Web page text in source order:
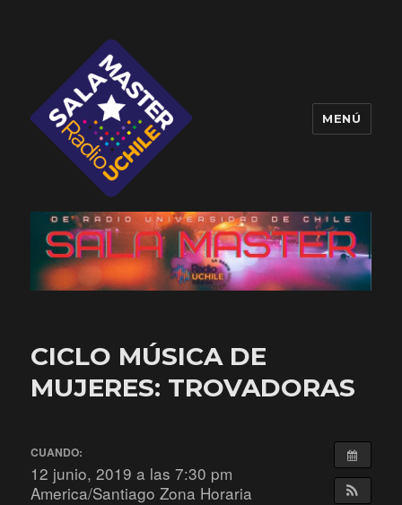
Sala Master
MENÚ
CICLO MÚSICA DE
MUJERES: TROVADORAS
CUANDO:
12 junio, 2019 a las 7:30 pm
America/Santiago Zona Horaria